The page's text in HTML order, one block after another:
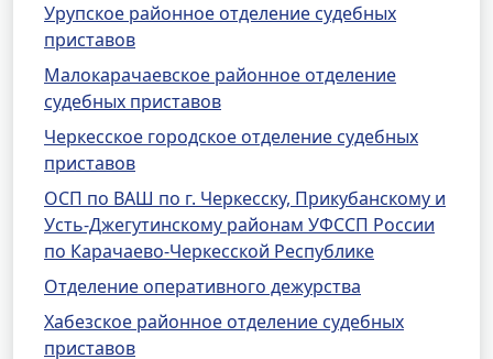
Урупское районное отделение судебных
приставов
Малокарачаевское районное отделение
судебных приставов
Черкесское городское отделение судебных
приставов
ОСП по ВАШ по г. Черкесску, Прикубанскому и
Усть-Джегутинскому районам УФССП России
по Карачаево-Черкесской Республике
Отделение оперативного дежурства
Хабезское районное отделение судебных
приставов